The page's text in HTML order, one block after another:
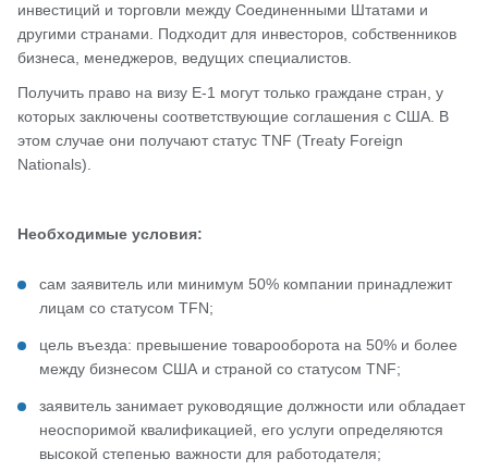
инвестиций и торговли между Соединенными Штатами и
другими странами. Подходит для инвесторов, собственников
бизнеса, менеджеров, ведущих специалистов.
Получить право на визу E-1 могут только граждане стран, у
которых заключены соответствующие соглашения с США. В
этом случае они получают статус TNF (Treaty Foreign
Nationals).
Необходимые условия:
сам заявитель или минимум 50% компании принадлежит
лицам со статусом TFN;
цель въезда: превышение товарооборота на 50% и более
между бизнесом США и страной со статусом TNF;
заявитель занимает руководящие должности или обладает
неоспоримой квалификацией, его услуги определяются
высокой степенью важности для работодателя;